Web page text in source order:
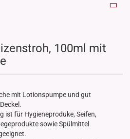
100ml mit
mit Lotionspumpe und gut
ist für Hygieneproduke, Seifen,
sowie Spülmittel